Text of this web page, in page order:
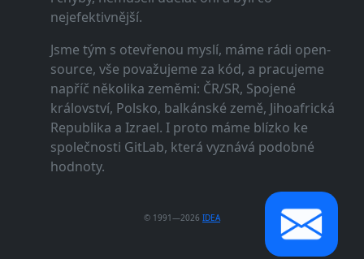
nejefektivnější.
Jsme tým s otevřenou myslí, máme rádi open-
source, vše považujeme za kód, a pracujeme
napříč několika zeměmi: ČR/SR, Spojené
království, Polsko, balkánské země, Jihoafrická
Republika a Izrael. I proto máme blízko ke
společnosti GitLab, která vyznává podobné
hodnoty.
© 1991—2026 IDEA